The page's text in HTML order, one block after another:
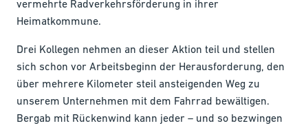
vermehrte Radverkehrsförderung in ihrer
Heimatkommune.
Drei Kollegen nehmen an dieser Aktion teil und stellen
sich schon vor Arbeitsbeginn der Herausforderung, den
über mehrere Kilometer steil ansteigenden Weg zu
unserem Unternehmen mit dem Fahrrad bewältigen.
Bergab mit Rückenwind kann jeder – und so bezwingen